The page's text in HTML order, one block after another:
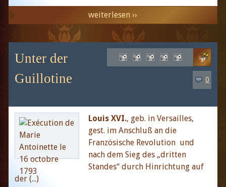
weiterlesen ››
0
Unter der
Guillotine
Louis XVI., geb. in Versailles,
gest. im Anschluß an die
Französische Revolution und
nach dem Sieg des „dritten
Standes“ durch Hinrichtung auf
der (...)